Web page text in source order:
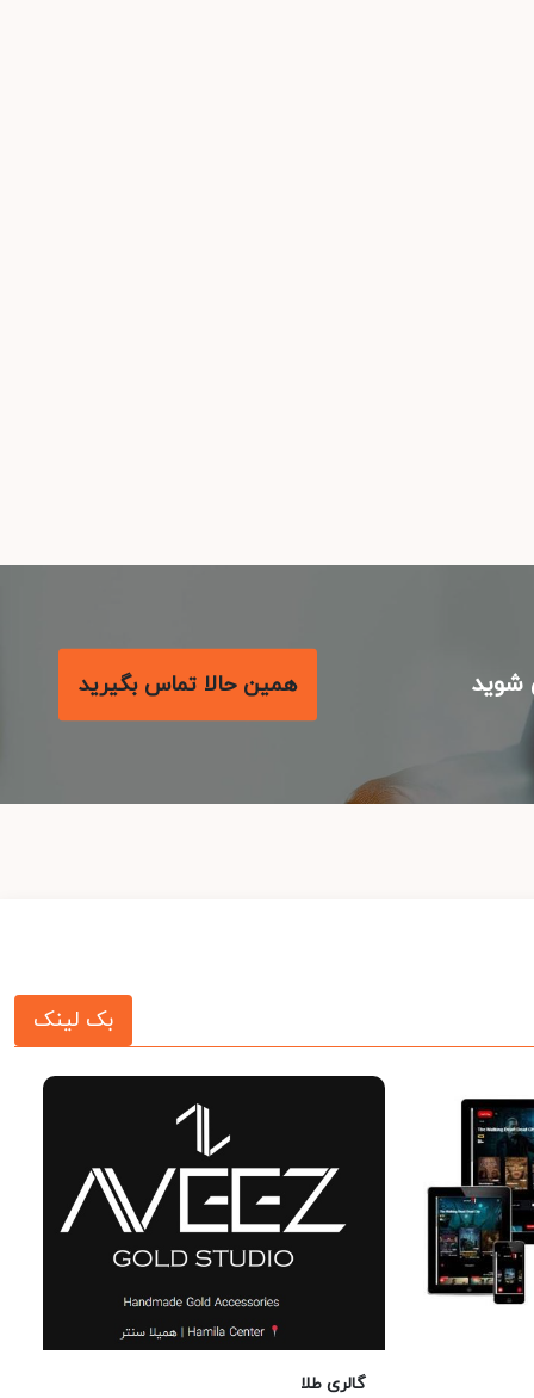
همین حالا تماس بگیرید
بک لینک
گالری طلا